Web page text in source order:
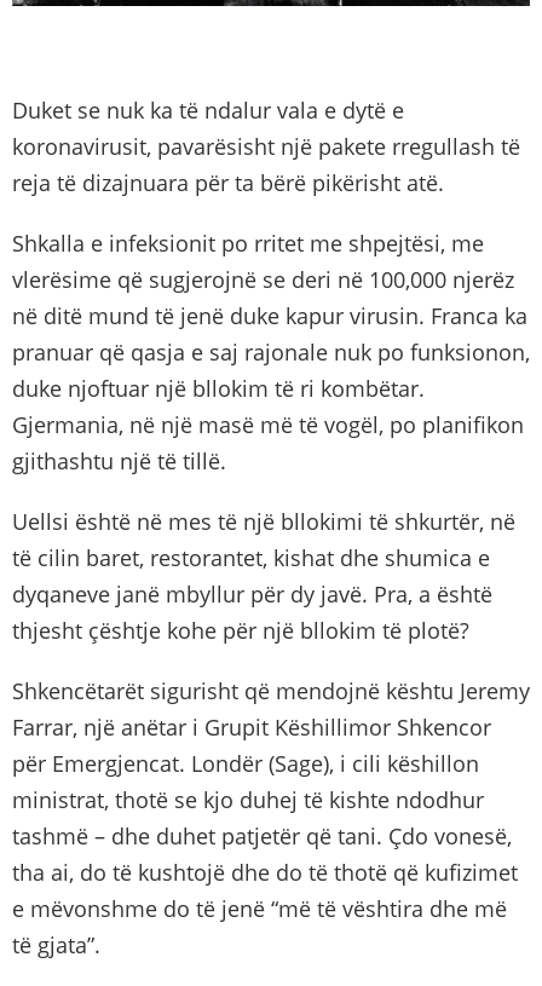
Duket se nuk ka të ndalur vala e dytë e
koronavirusit, pavarësisht një pakete rregullash të
reja të dizajnuara për ta bërë pikërisht atë.
Shkalla e infeksionit po rritet me shpejtësi, me
vlerësime që sugjerojnë se deri në 100,000 njerëz
në ditë mund të jenë duke kapur virusin. Franca ka
pranuar që qasja e saj rajonale nuk po funksionon,
duke njoftuar një bllokim të ri kombëtar.
Gjermania, në një masë më të vogël, po planifikon
gjithashtu një të tillë.
Uellsi është në mes të një bllokimi të shkurtër, në
të cilin baret, restorantet, kishat dhe shumica e
dyqaneve janë mbyllur për dy javë. Pra, a është
thjesht çështje kohe për një bllokim të plotë?
Shkencëtarët sigurisht që mendojnë kështu Jeremy
Farrar, një anëtar i Grupit Këshillimor Shkencor
për Emergjencat. Londër (Sage), i cili këshillon
ministrat, thotë se kjo duhej të kishte ndodhur
tashmë – dhe duhet patjetër që tani. Çdo vonesë,
tha ai, do të kushtojë dhe do të thotë që kufizimet
e mëvonshme do të jenë “më të vështira dhe më
të gjata”.